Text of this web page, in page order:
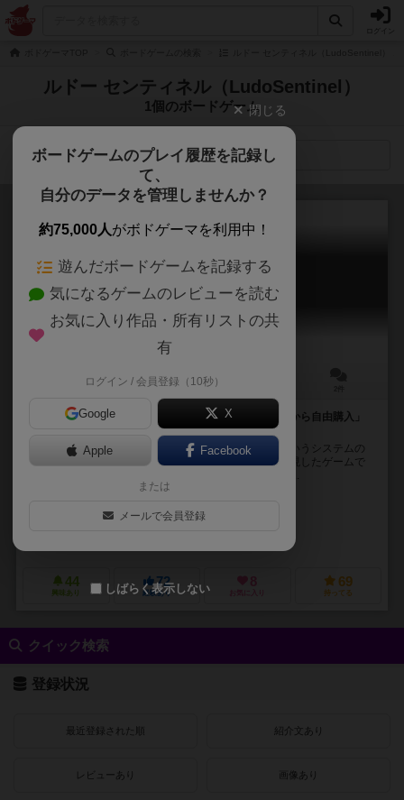
ルドー センティネル（LudoSentinel）
1個のボードゲーム
検索メニュー
歴史悠久
The Flow of History
60～90分
人類の文明化の過程をシンプルに表現！「価格の提示から自由購入」
というシステムを導入したゲーム
この『歴史悠久』は、「価格の提示から自由購入」というシステムの
導入によって、人類の文明化の過程を、シンプルに表現したゲームで
す。互いに重複しない61枚の文明カードは、太古、古...
デスネット・アマーン（Desnet Amane）
ルドー・センティネル
44
興味あり
72
経験あり お気に入り
69
持ってる
クイック検索
登録状況
最近登録された順 紹介文あり
レビューあり 画像あり
閉じる
ボードゲームのプレイ履歴を記録し
て、
自分のデータを管理しませんか？
約75,000人がボドゲーマを利用中！
遊んだボードゲームを記録する
気になるゲームのレビューを読む
お気に入り作品・所有リストの共
有
ログイン / 会員登録（10秒）
Google X
Apple Facebook
または
メールで会員登録
しばらく表示しない